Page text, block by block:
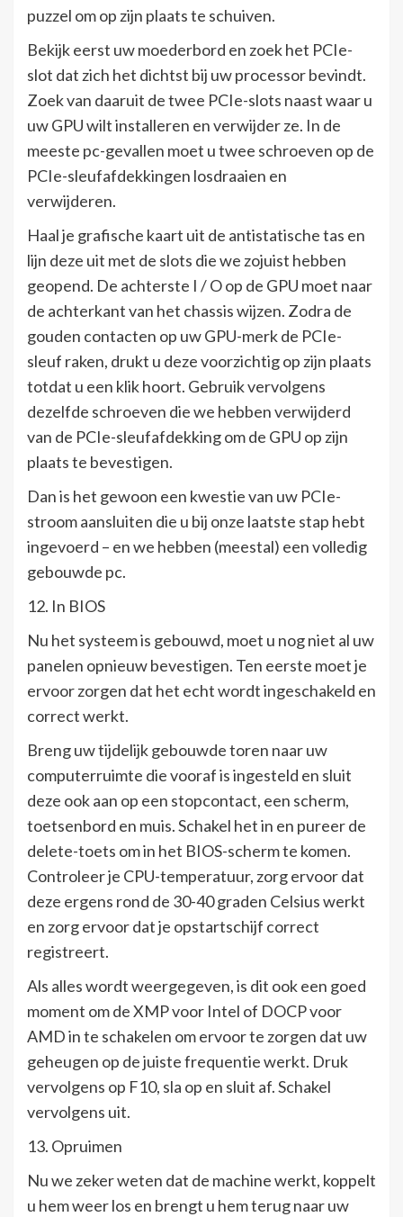
puzzel om op zijn plaats te schuiven.
Bekijk eerst uw moederbord en zoek het PCIe-
slot dat zich het dichtst bij uw processor bevindt.
Zoek van daaruit de twee PCIe-slots naast waar u
uw GPU wilt installeren en verwijder ze. In de
meeste pc-gevallen moet u twee schroeven op de
PCIe-sleufafdekkingen losdraaien en
verwijderen.
Haal je grafische kaart uit de antistatische tas en
lijn deze uit met de slots die we zojuist hebben
geopend. De achterste I / O op de GPU moet naar
de achterkant van het chassis wijzen. Zodra de
gouden contacten op uw GPU-merk de PCIe-
sleuf raken, drukt u deze voorzichtig op zijn plaats
totdat u een klik hoort. Gebruik vervolgens
dezelfde schroeven die we hebben verwijderd
van de PCIe-sleufafdekking om de GPU op zijn
plaats te bevestigen.
Dan is het gewoon een kwestie van uw PCIe-
stroom aansluiten die u bij onze laatste stap hebt
ingevoerd – en we hebben (meestal) een volledig
gebouwde pc.
12. In BIOS
Nu het systeem is gebouwd, moet u nog niet al uw
panelen opnieuw bevestigen. Ten eerste moet je
ervoor zorgen dat het echt wordt ingeschakeld en
correct werkt.
Breng uw tijdelijk gebouwde toren naar uw
computerruimte die vooraf is ingesteld en sluit
deze ook aan op een stopcontact, een scherm,
toetsenbord en muis. Schakel het in en pureer de
delete-toets om in het BIOS-scherm te komen.
Controleer je CPU-temperatuur, zorg ervoor dat
deze ergens rond de 30-40 graden Celsius werkt
en zorg ervoor dat je opstartschijf correct
registreert.
Als alles wordt weergegeven, is dit ook een goed
moment om de XMP voor Intel of DOCP voor
AMD in te schakelen om ervoor te zorgen dat uw
geheugen op de juiste frequentie werkt. Druk
vervolgens op F10, sla op en sluit af. Schakel
vervolgens uit.
13. Opruimen
Nu we zeker weten dat de machine werkt, koppelt
u hem weer los en brengt u hem terug naar uw